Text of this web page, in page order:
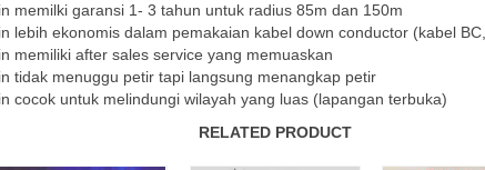
memilki garansi 1- 3 tahun untuk radius 85m dan 150m
lebih ekonomis dalam pemakaian kabel down conductor (kabel
memiliki after sales service yang memuaskan
tidak menuggu petir tapi langsung menangkap petir
cocok untuk melindungi wilayah yang luas (lapangan terbuka)
RELATED PRODUCT